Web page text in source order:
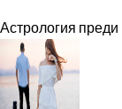
Астрология